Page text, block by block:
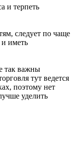
и терпеть
следует по чаще
и иметь
так важны
тут ведется
поэтому нет
уделить